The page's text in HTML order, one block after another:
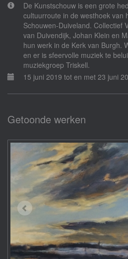
De Kunstschouw is een grote
cultuurroute in de westhoek van
Schouwen-Duiveland. Collectief
van Duivendijk, Johan Klein en
hun werk in de Kerk van Burgh.
en er is sfeervolle muziek te
muziekgroep Triskell.
15 juni 2019 tot en met 23 juni
Getoonde werken